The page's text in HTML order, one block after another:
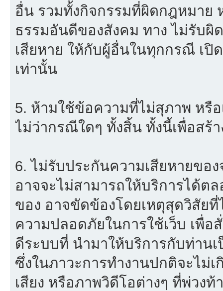
อื่น รวมทั้งกิจกรรมที่ผิดกฎหมาย
ธรรมอันดีของสังคม ทาง ไม่รับผิ
เสียหาย ให้กับผู้อื่นในทุกกรณี เปิ
เท่านั้น
5. ห้ามใช้ข้อความที่ไม่สุภาพ หรื
ไม่ว่ากรณีใดๆ ทั้งสิ้น ทั้งนี้เพื่อสร้
6. ไม่รับประกันความเสียหายขอ
อาจจะไม่สามารถให้บริการได้ตล
ของ อาจขัดข้องโดยเหตุสุดวิสัย
ความปลอดภัยในการใช้เว็บ เพื่อ
ดีระบบที่ นำมาให้บริการกับท่าน
ซึ่งในภาวะการทำงานปกติจะไม่
เสียง หรือภาพวิดีโอต่างๆ ที่พ่วง